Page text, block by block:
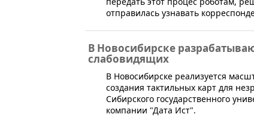
отправилась узнавать
В Новосибирске
слабовидящих
​В Новосибирске реализуется
создания тактильных карт для
Сибирского государственного
компании "Дата Ист".